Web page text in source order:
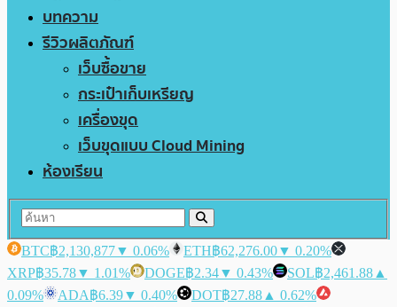
บทความ
รีวิวผลิตภัณฑ์
เว็บซื้อขาย
กระเป๋าเก็บเหรียญ
เครื่องขุด
เว็บขุดแบบ Cloud Mining
ห้องเรียน
BTC฿2,130,877▼ 0.06% ETH฿62,276.00▼ 0.20%
XRP฿35.78▼ 1.01% DOGE฿2.34▼ 0.43% SOL฿2,461.88 ▲
0.09%
ADA฿6.39▼ 0.40% DOT฿27.88 ▲ 0.62%